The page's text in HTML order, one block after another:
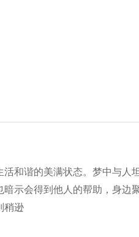
和谐的美满状态。梦中与人
示会得到他人的帮助，身边
稍逊